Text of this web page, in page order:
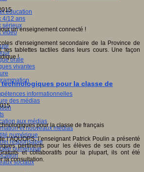
éducation
4/12 ans
sérieux
vidéo
orale
vivantes
informationnelles
des médias
aux médias
et nouveaux médias
numérique
responsable
numérique
sociaux
d'enseignement secondaire de la Province de
les tablettes tactiles dans leurs cours. Une façon
!
technologiques pour la classe de
l’AQUOPS, l’enseignant Patrick Poulin a présenté
pertinents pour les élèves de ses cours de
et collaboratifs pour la plupart, ils ont été
la consultation.